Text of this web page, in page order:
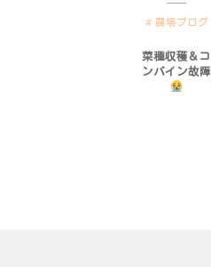
農場ブログ
菜種収穫＆コ
ンバイン故障